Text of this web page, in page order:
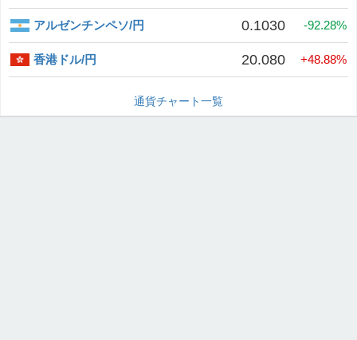
アルゼンチンペソ/円 0.1030 -92.28%
香港ドル/円 20.080 +48.88%
通貨チャート一覧